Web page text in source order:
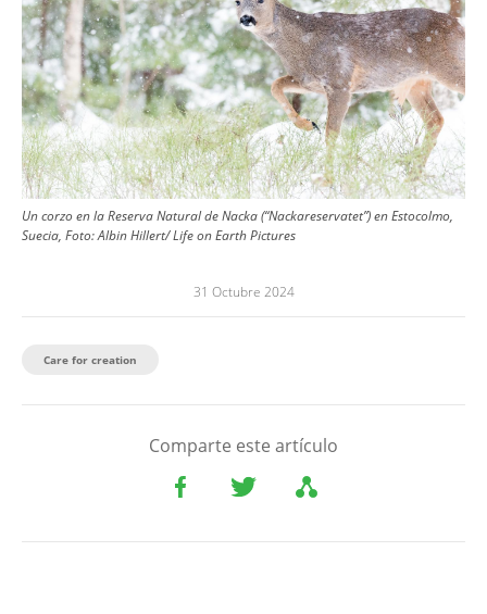
Un corzo en la Reserva Natural de Nacka (“Nackareservatet”) en Estocolmo,
Suecia, Foto: Albin Hillert/ Life on Earth Pictures
31 Octubre 2024
Care for creation
Comparte este artículo